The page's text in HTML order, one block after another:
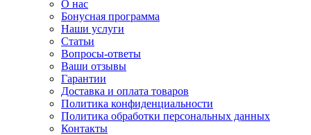
О нас
Бонусная программа
Наши услуги
Статьи
Вопросы-ответы
Ваши отзывы
Гарантии
Доставка и оплата товаров
Политика конфиденциальности
Политика обработки персональных данных
Контакты